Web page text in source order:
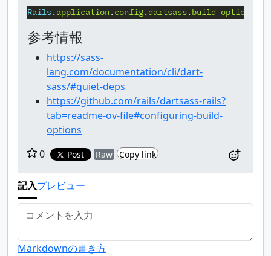
Rails. application . config.dartsass. build_options
参考情報
https://sass-
lang.com/documentation/cli/dart-
sass/#quiet-deps
https://github.com/rails/dartsass-rails?
tab=readme-ov-file#configuring-build-
options
0
Post Raw Copy link
記入プレビュー
Markdownの書き方